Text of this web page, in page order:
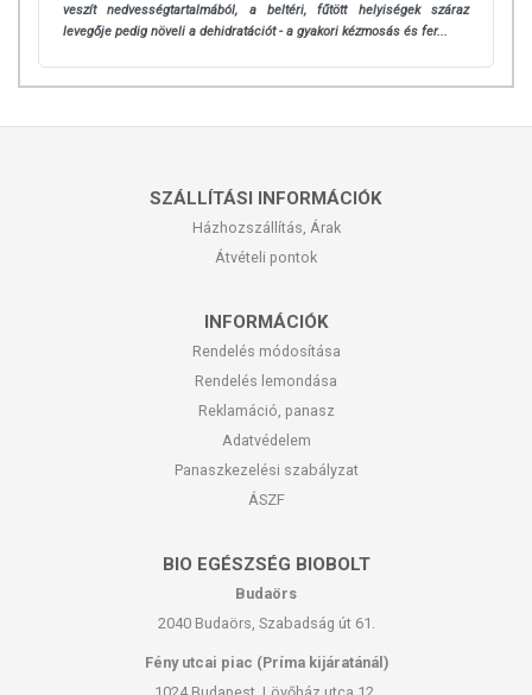
veszítnedvességtartalmából, a beltéri, fűtött helyiségek száraz
levegője pedig növeli a dehidratációt - a gyakori kézmosás és fer...
SZÁLLÍTÁSI INFORMÁCIÓK
Házhozszállítás, Árak
Átvételi pontok
INFORMÁCIÓK
Rendelés módosítása
Rendelés lemondása
Reklamáció, panasz
Adatvédelem
Panaszkezelési szabályzat
ÁSZF
BIO EGÉSZSÉG BIOBOLT
Budaörs
2040 Budaörs, Szabadság út 61.
Fény utcai piac (Príma kijáratánál)